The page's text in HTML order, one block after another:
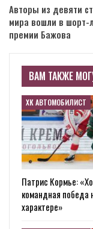
Авторы из девяти
мира вошли в шорт-
премии Бажова
ВАМ ТАКЖЕ
ХК АВТОМОБИЛИСТ
Патрис Кормье:
командная победа
характере»